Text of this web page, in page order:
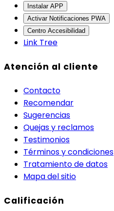
Instalar APP
Activar Notificaciones PWA
Centro Accesibilidad
Link Tree
Atención al cliente
Contacto
Recomendar
Sugerencias
Quejas y reclamos
Testimonios
Términos y condiciones
Tratamiento de datos
Mapa del sitio
Calificación